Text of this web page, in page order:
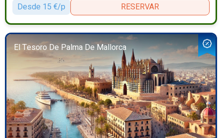
Desde 15 €/p
RESERVAR
El Tesoro De Palma De Mallorca